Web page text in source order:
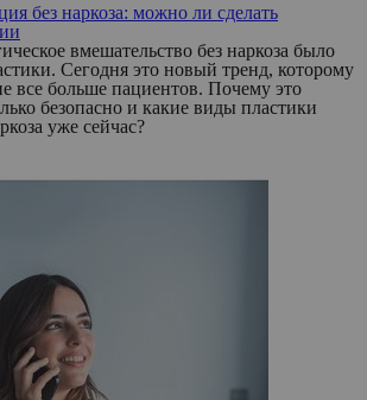
без наркоза: можно ли сделать
вмешательство без наркоза было
Сегодня это новый тренд, которому
все больше пациентов. Почему это
безопасно и какие виды пластики
уже сейчас?